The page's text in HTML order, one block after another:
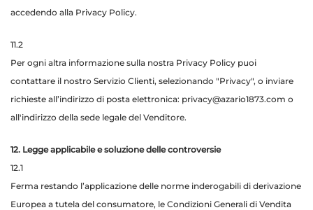
accedendo alla Privacy Policy.
11.2
Per ogni altra informazione sulla nostra Privacy Policy puoi
contattare il nostro Servizio Clienti, selezionando "Privacy", o inviare
richieste all’indirizzo di posta elettronica: privacy@azario1873.com o
all'indirizzo della sede legale del Venditore.
12. Legge applicabile e soluzione delle controversie
12.1
Ferma restando l’applicazione delle norme inderogabili di derivazione
Europea a tutela del consumatore, le Condizioni Generali di Vendita